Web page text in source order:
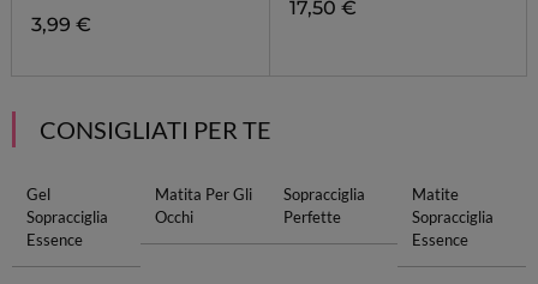
3,99 €
17,50 €
CONSIGLIATI PER TE
Gel
Sopracciglia
Essence
Matita Per Gli
Occhi
Sopracciglia
Perfette
Matite
Sopracciglia
Essence